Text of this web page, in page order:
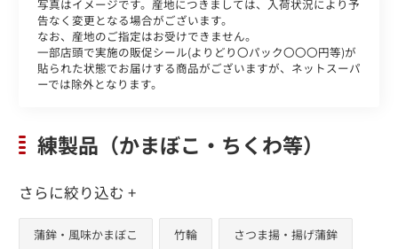
写真はイメージです。産地につきましては、入荷状況により予
告なく変更となる場合がございます。
なお、産地のご指定はお受けできません。
一部店頭で実施の販促シール(よりどり〇パック〇〇〇円等)が
貼られた状態でお届けする商品がございますが、ネットスーパ
ーでは除外となります。
練製品（かまぼこ・ちくわ等）
さらに絞り込む +
蒲鉾・風味かまぼこ 竹輪 さつま揚・揚げ蒲鉾